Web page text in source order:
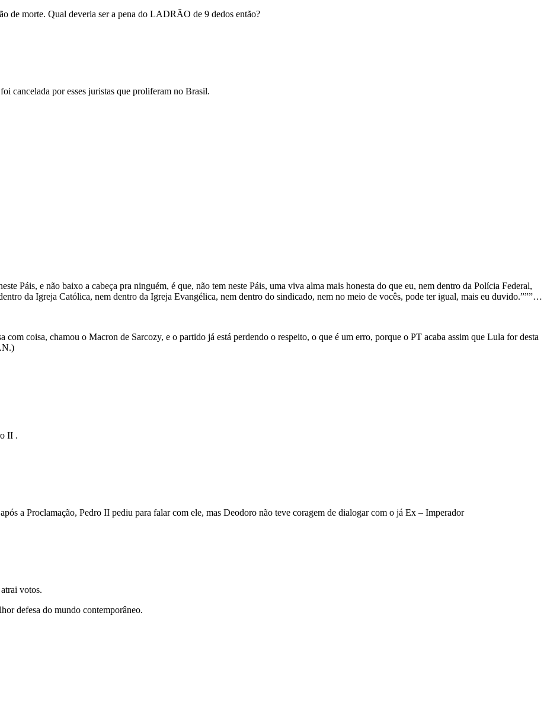
de morte. Qual deveria ser a pena do LADRÃO de 9 dedos então?
cancelada por esses juristas que proliferam no Brasil.
Páis, e não baixo a cabeça pra ninguém, é que, não tem neste Páis, uma viva alma mais honesta do que eu, nem dentro da Polícia Federal,
da Igreja Católica, nem dentro da Igreja Evangélica, nem dentro do sindicado, nem no meio de vocês, pode ter igual, mais eu duvido.”””…
com coisa, chamou o Macron de Sarcozy, e o partido já está perdendo o respeito, o que é um erro, porque o PT acaba assim que Lula for desta
II .
a Proclamação, Pedro II pediu para falar com ele, mas Deodoro não teve coragem de dialogar com o já Ex – Imperador
votos.
defesa do mundo contemporâneo.